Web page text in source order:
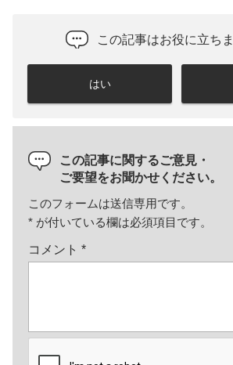
この記事はお役に立ち
はい
この記事に関するご意見・
ご要望をお聞かせください。
このフォームは送信専用です。
* が付いている欄は必須項目です。
コメント *